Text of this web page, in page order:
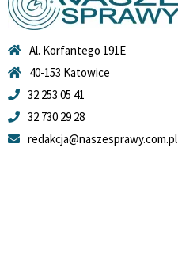
Al. Korfantego 191E
40-153 Katowice
32 253 05 41
32 730 29 28
redakcja@naszesprawy.com.pl